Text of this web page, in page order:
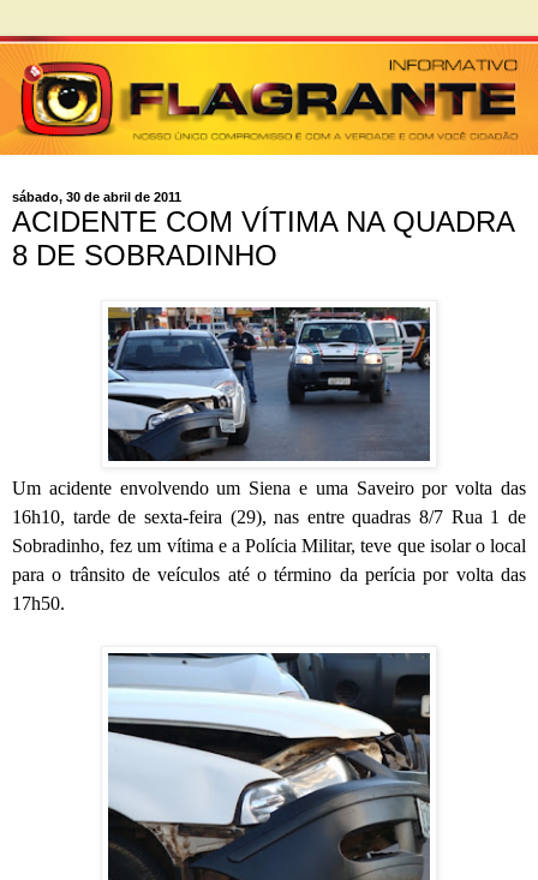
sábado, 30 de abril de 2011
ACIDENTE COM VÍTIMA NA QUADRA
8 DE SOBRADINHO
Um acidente envolvendo um Siena e uma Saveiro por volta das
16h10, tarde de sexta-feira (29), nas entre quadras 8/7 Rua 1 de
Sobradinho, fez um vítima e a Polícia Militar, teve que isolar o local
para o trânsito de veículos até o término da perícia por volta das
17h50.